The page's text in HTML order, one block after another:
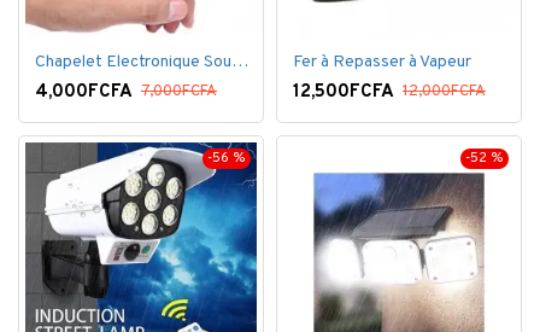
Chapelet Electronique Sous Forme De Bague Tasbih
4,000FCFA 7,000FCFA
Fer à Repasser à Vapeur
12,500FCFA 12,000FCFA
-56 % -52 %